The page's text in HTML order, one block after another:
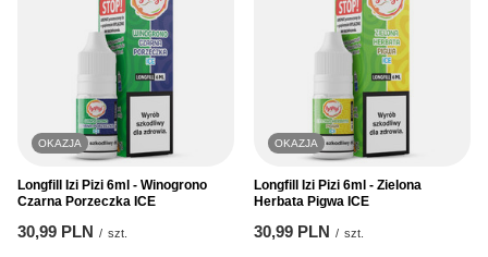
OKAZJA
Longfill Izi Pizi 6ml - Winogrono
Czarna Porzeczka ICE
30,99 PLN / szt.
OKAZJA
Longfill Izi Pizi 6ml - Zielona
Herbata Pigwa ICE
30,99 PLN / szt.